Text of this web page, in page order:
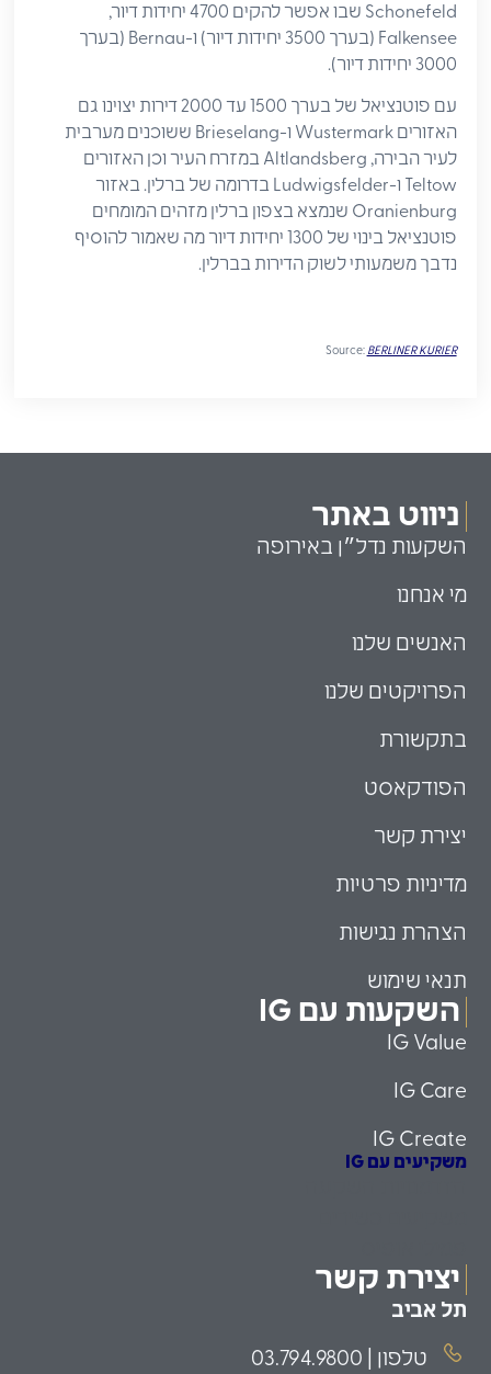
Schonefeld שבו אפשר להקים 4700 יחידות דיור,
Falkensee (בערך 3500 יחידות דיור) ו-Bernau (בערך
3000 יחידות דיור).
עם פוטנציאל של בערך 1500 עד 2000 דירות יצוינו גם
האזורים Wustermark ו-Brieselang ששוכנים מערבית
לעיר הבירה, Altlandsberg במזרח העיר וכן האזורים
Teltow ו-Ludwigsfelder בדרומה של ברלין. באזור
Oranienburg שנמצא בצפון ברלין מזהים המומחים
פוטנציאל בינוי של 1300 יחידות דיור מה שאמור להוסיף
נדבך משמעותי לשוק הדירות בברלין.
Source: BERLINER KURIER
ניווט באתר
השקעות נדל״ן באירופה
מי אנחנו
האנשים שלנו
הפרויקטים שלנו
בתקשורת
הפודקאסט
יצירת קשר
מדיניות פרטיות
הצהרת נגישות
תנאי שימוש
השקעות עם IG
IG Value
IG Care
IG Create
משקיעים עם IG
יצירת קשר
תל אביב
טלפון | 03.794.9800